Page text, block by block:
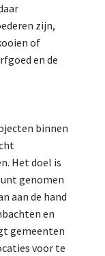
zijn,
of
en de
binnen
Het doel is
genomen
aan de hand
en
gemeenten
voor te